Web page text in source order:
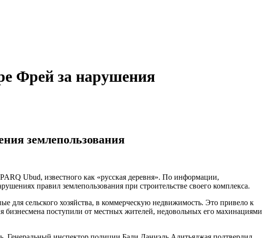
Фрей за нарушения
землепользования
Ubud, известного как «русская деревня». По информации,
правил землепользования при строительстве своего комплекса.
для сельского хозяйства, в коммерческую недвижимость. Это привело к
поступили от местных жителей, недовольных его махинациями